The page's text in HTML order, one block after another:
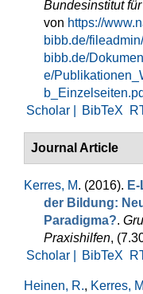
Bundesinstitut
von https://
bibb.de/
bibb.de/
e/
Scholar |
BibTeX
Journal Article
Kerres, M. (2016).
der Bildung:
Paradigma?.
Praxishilfen,
Scholar |
BibTeX
Heinen, R., Kerres,